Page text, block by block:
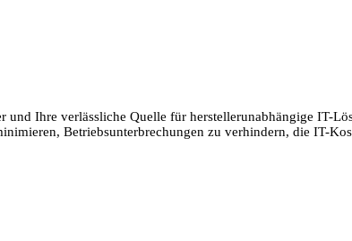
und Ihre verlässliche Quelle für herstellerunabhängige IT-
Betriebsunterbrechungen zu verhindern, die IT-